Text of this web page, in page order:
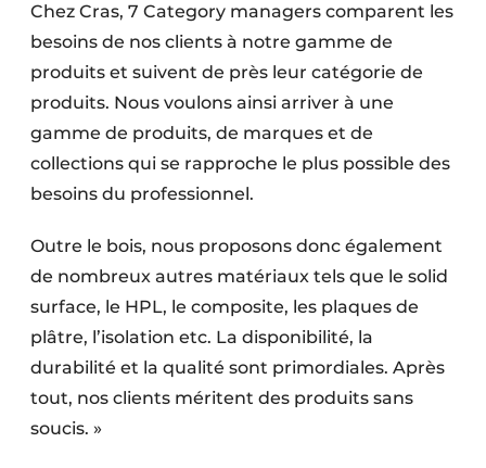
Chez Cras, 7 Category managers comparent les
besoins de nos clients à notre gamme de
produits et suivent de près leur catégorie de
produits. Nous voulons ainsi arriver à une
gamme de produits, de marques et de
collections qui se rapproche le plus possible des
besoins du professionnel.
Outre le bois, nous proposons donc également
de nombreux autres matériaux tels que le solid
surface, le HPL, le composite, les plaques de
plâtre, l’isolation etc. La disponibilité, la
durabilité et la qualité sont primordiales. Après
tout, nos clients méritent des produits sans
soucis. »